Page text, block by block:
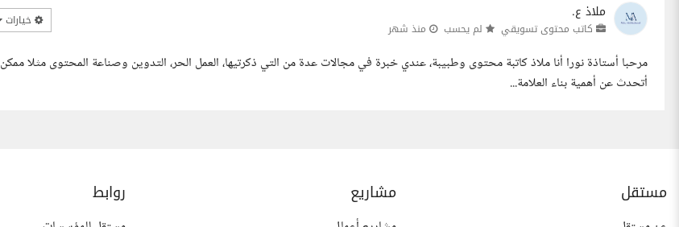
ملاذ ع.
كاتب محتوى تسويقي لم يحسب منذ شهر خيارات
مرحبا أستاذة نورا أنا ملاذ كاتبة محتوى وطبيبة، عندي خبرة في مجالات عدة من التي ذكرتيها، العمل الحر، التدوين وصناعة المحتوى مثلا ممكن
أتحدث عن أهمية بناء العلامة...
مستقل مشاريع روابط